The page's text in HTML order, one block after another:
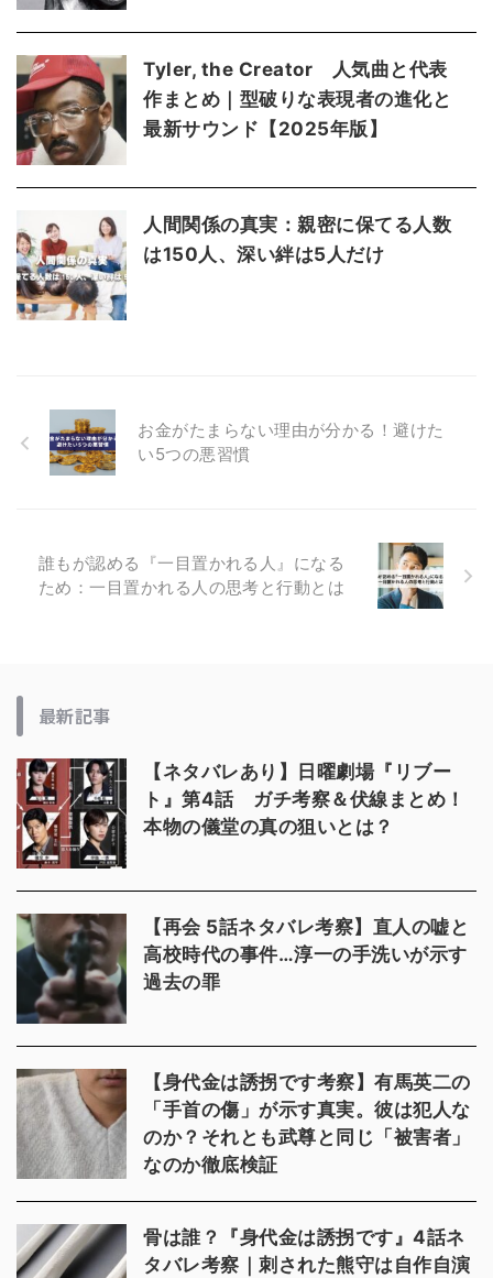
Tyler, the Creator 人気曲と代表
作まとめ｜型破りな表現者の進化と
最新サウンド【2025年版】
人間関係の真実：親密に保てる人数
は150人、深い絆は5人だけ
お金がたまらない理由が分かる！避けた
い5つの悪習慣
誰もが認める『一目置かれる人』になる
ため：一目置かれる人の思考と行動とは
最新記事
【ネタバレあり】日曜劇場『リブー
ト』第4話 ガチ考察＆伏線まとめ！
本物の儀堂の真の狙いとは？
【再会 5話ネタバレ考察】直人の嘘と
高校時代の事件…淳一の手洗いが示す
過去の罪
【身代金は誘拐です考察】有馬英二の
「手首の傷」が示す真実。彼は犯人な
のか？それとも武尊と同じ「被害者」
なのか徹底検証
骨は誰？『身代金は誘拐です』4話ネ
タバレ考察｜刺された熊守は自作自演